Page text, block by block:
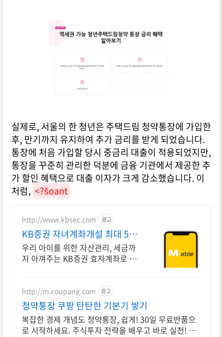
실제로, 서울의 한 청년은 주택드림 청약통장에 가입한
후, 만기까지 유지하여 추가 금리를 받게 되었습니다.
통장에 처음 가입할 당시 중금리 대출이 적용되었지만,
통장을 꾸준히 관리한 덕분에 금융 기관에서 제공한 추
가 할인 혜택으로 대출 이자가 크게 감소했습니다. 이
처럼, <?šoant
http://www.kbsec.com 광고
KB증권 자녀계좌개설 최대 5만
원 주식쿠폰
우리 아이를 위한 자산관리, 세금까
지 아껴주는 KB증권 효자계좌로 시
http://m.coupang.com 광고
청약통장 쿠팡 탄탄한 기본기 쌓기
복잡한 경제 개념도 청약통장, 쉽게! 30일 무료반품으
로 시작하세요. 주식투자 전략을 배우고 바로 실천! 오